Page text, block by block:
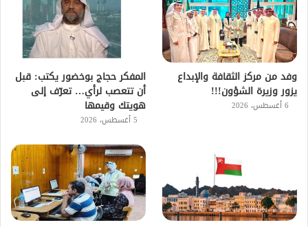
وفد من مركز الثقافة والإبداع
يزور وزيرة الشؤون!!!
6 أغسطس، 2026
المفكر حجاج بوخضور يكتب: قبل
أن تتعصب لرأي… تعرّف إلى
هويتك وقيمها
5 أغسطس، 2026